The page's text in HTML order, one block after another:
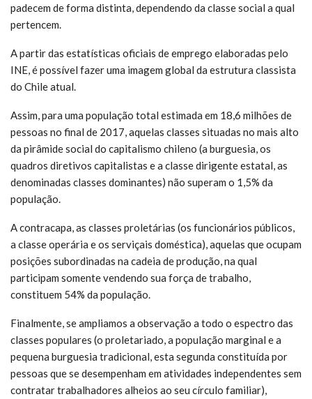
padecem de forma distinta, dependendo da classe social a qual
pertencem.
A partir das estatísticas oficiais de emprego elaboradas pelo
INE, é possível fazer uma imagem global da estrutura classista
do Chile atual.
Assim, para uma população total estimada em 18,6 milhões de
pessoas no final de 2017, aquelas classes situadas no mais alto
da pirâmide social do capitalismo chileno (a burguesia, os
quadros diretivos capitalistas e a classe dirigente estatal, as
denominadas classes dominantes) não superam o 1,5% da
população.
A contracapa, as classes proletárias (os funcionários públicos,
a classe operária e os serviçais doméstica), aquelas que ocupam
posições subordinadas na cadeia de produção, na qual
participam somente vendendo sua força de trabalho,
constituem 54% da população.
Finalmente, se ampliamos a observação a todo o espectro das
classes populares (o proletariado, a população marginal e a
pequena burguesia tradicional, esta segunda constituída por
pessoas que se desempenham em atividades independentes sem
contratar trabalhadores alheios ao seu círculo familiar),